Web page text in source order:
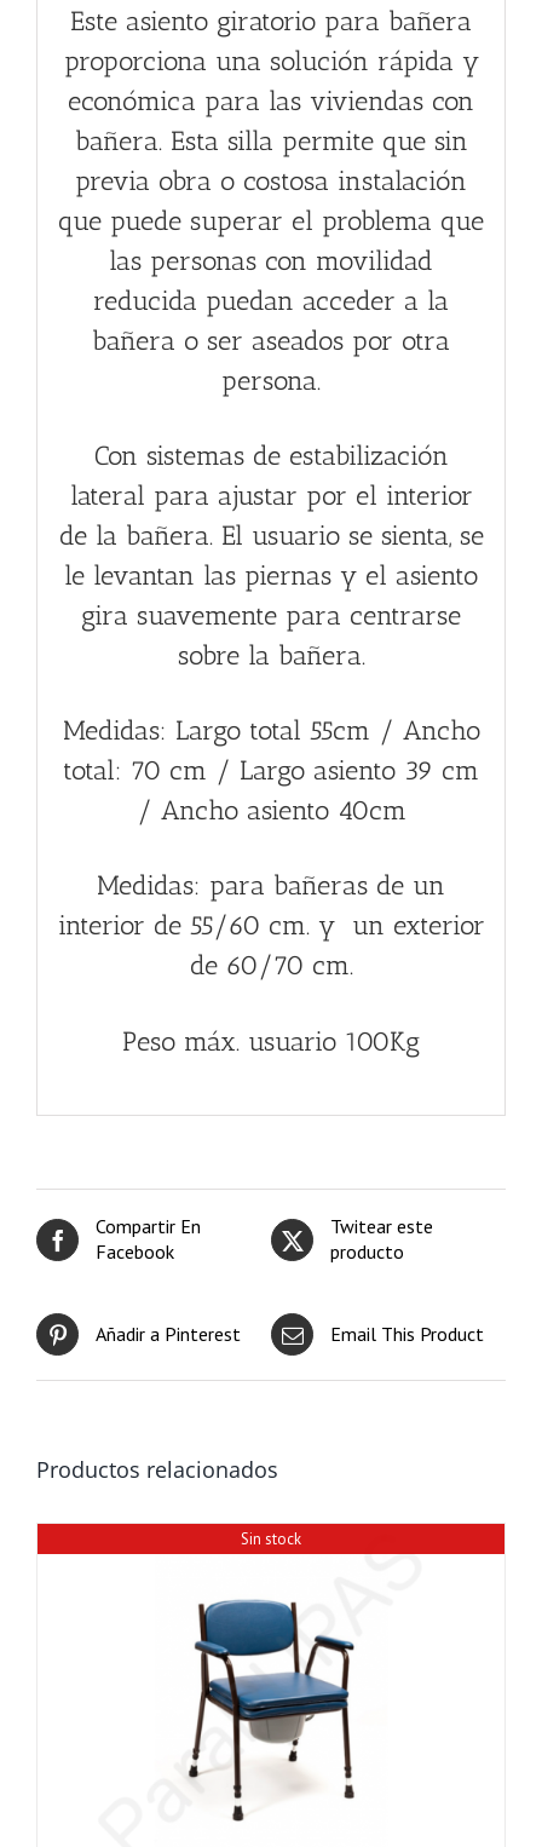
Este asiento giratorio para bañera
proporciona una solución rápida y
económica para las viviendas con
bañera. Esta silla permite que sin
previa obra o costosa instalación
que puede superar el problema que
las personas con movilidad
reducida puedan acceder a la
bañera o ser aseados por otra
persona.
Con sistemas de estabilización
lateral para ajustar por el interior
de la bañera. El usuario se sienta, se
le levantan las piernas y el asiento
gira suavemente para centrarse
sobre la bañera.
Medidas: Largo total 55cm / Ancho
total: 70 cm / Largo asiento 39 cm
/ Ancho asiento 40cm
Medidas: para bañeras de un
interior de 55/60 cm. y un exterior
de 60/70 cm.
Peso máx. usuario 100Kg
Compartir En
Facebook
Twitear este
producto
Añadir a Pinterest Email This Product
Productos relacionados
Sin stock